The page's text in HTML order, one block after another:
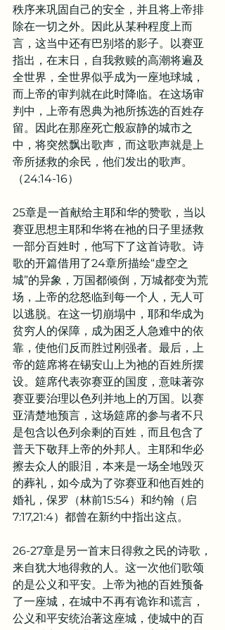
秩序来巩固自己的安全，并且将上帝排
除在一切之外。因此从某种程度上而
言，这当中还有巴别塔的影子。以赛亚
指出，在末日，自我救赎的高潮将遍及
全世界，全世界似乎成为一座地球城，
而上帝的审判就在此时降临。在这场审
判中，上帝有恩典为祂所拣选的百姓存
留。因此在那座死亡般寂静的城市之
中，将突然飘出歌声，而这歌声就是上
帝所拯救的余民，他们发出的歌声。
（24:14-16）
25章是一首献给主耶和华的赞歌，当以
赛亚思想主耶和华将在祂的日子里拯救
一部分百姓时，他写下了这首诗歌。诗
歌的开篇借用了24章所描绘“虚空之
城”的异象，万国都倾倒，万城都变为荒
场，上帝的忿怒临到每一个人，无人可
以逃脱。在这一切崩塌中，耶和华成为
贫穷人的保障，成为困乏人急难中的依
靠，使他们反而胜过刚强者。最后，上
帝的筵席将在锡安山上为祂的百姓所摆
设。筵席代表弥赛亚的国度，意味著弥
赛亚要治理以色列并地上的万国。以赛
亚清楚地预言，这场筵席的参与者不只
是包含以色列余剩的百姓，而且包含了
普天下敬拜上帝的外邦人。主耶和华必
擦去众人的眼泪，本来是一场全地毁灭
的葬礼，如今成为了弥赛亚和他百姓的
婚礼，保罗（林前15:54）和约翰（启
7:17,21:4）都曾在新约中指出这点。
26-27章是另一首末日得救之民的诗歌，
来自犹大地得救的人。这一次他们歌颂
的是公义和平安。上帝为祂的百姓预备
了一座城，在城中不再有诡诈和谎言，
公义和平安统治著这座城，使城中的百